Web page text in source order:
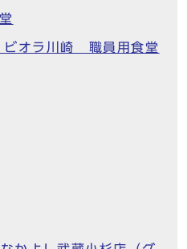
オラ川崎 職員用食堂